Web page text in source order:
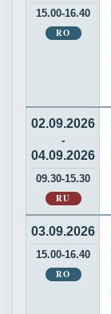
15.00-16.40
RO
02.09.2026
-
04.09.2026
09.30-15.30
RU
03.09.2026
15.00-16.40
RO